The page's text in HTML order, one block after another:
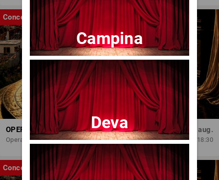
Concert
OPERA BRAȘOV ESTIVAL – ARMONII DE VARĂ - CVINTETUL VOCAL ANATOLY - CONCERT
Opera Brasov
Dum, 30 aug.
18:30
Concert
Campina
Deva